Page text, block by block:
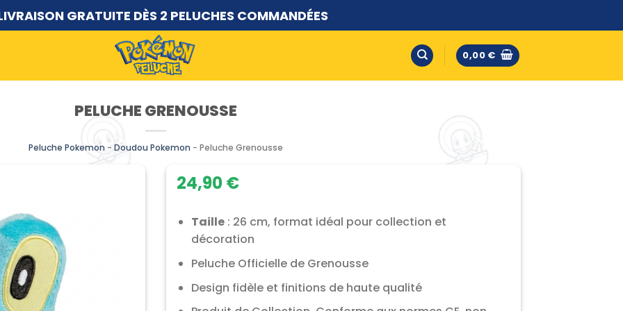
GRATUITE DÈS 2 PELUCHES COMMANDÉES
0,00 €
PELUCHE GRENOUSSE
Peluche Pokemon - Doudou Pokemon - Peluche Grenousse
24,90€
Taille: 26 cm, format idéal pour collection et
décoration
Peluche Officielle de Grenousse
Design fidèle et finitions de haute qualité